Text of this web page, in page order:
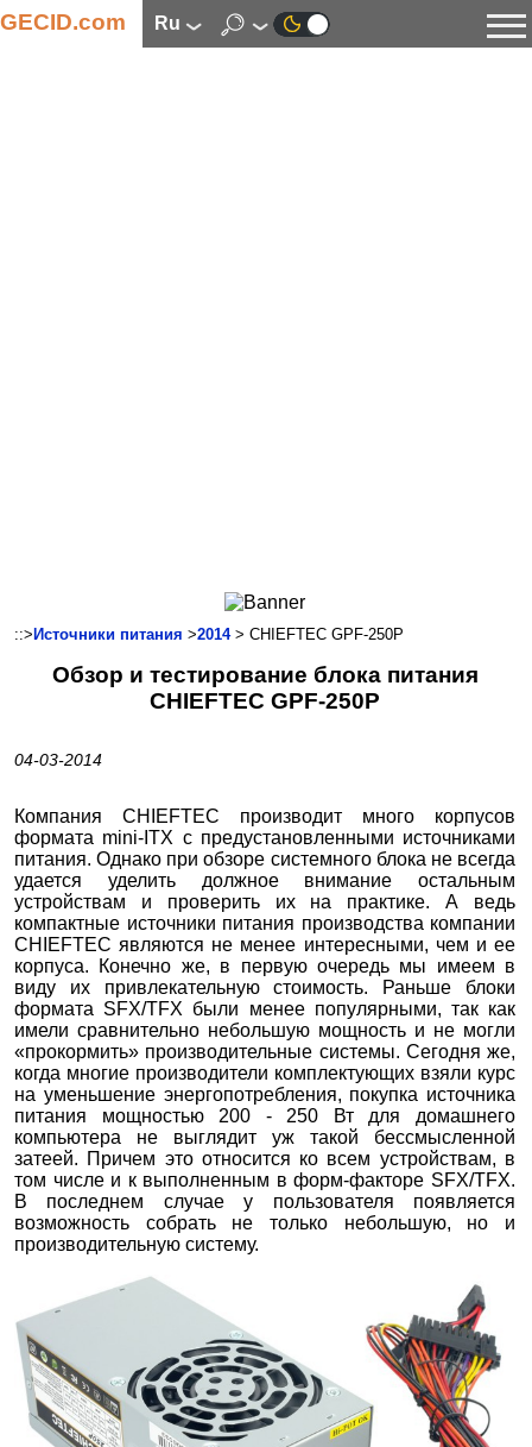
GECID.com ru
Смартфоны
Коммуникации
Автоэлектроника
::> Источники питания >2014> CHIEFTEC GPF-250P
Обзор и тестирование блока питания
CHIEFTEC GPF-250P
04-03-2014
Компания CHIEFTEC производит много корпусов
формата mini-ITX с предустановленными источниками
питания. Однако при обзоре системного блока не всегда
удается уделить должное внимание остальным
устройствам и проверить их на практике. А ведь
компактные источники питания производства компании
CHIEFTEC являются не менее интересными, чем и ее
корпуса. Конечно же, в первую очередь мы имеем в
виду их привлекательную стоимость. Раньше блоки
формата SFX/TFX были менее популярными, так как
имели сравнительно небольшую мощность и не могли
«прокормить» производительные системы. Сегодня же,
когда многие производители комплектующих взяли курс
на уменьшение энергопотребления, покупка источника
питания мощностью 200 - 250 Вт для домашнего
компьютера не выглядит уж такой бессмысленной
затеей. Причем это относится ко всем устройствам, в
том числе и к выполненным в форм-факторе SFX/TFX.
В последнем случае у пользователя появляется
возможность собрать не только небольшую, но и
производительную систему.